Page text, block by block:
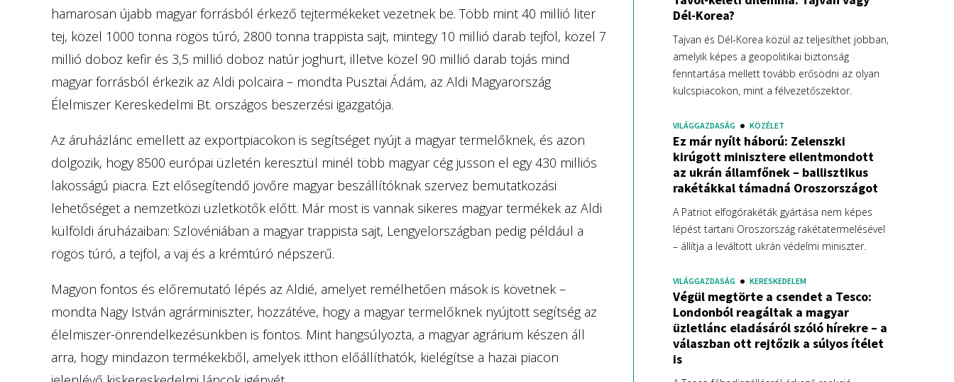
hamarosan újabb magyar forrásból érkező tejtermékeket vezetnek be. Több mint 40 millió liter
tej, közel 1000 tonna rögös túró, 2800 tonna trappista sajt, mintegy 10 millió darab tejföl, közel 7
millió doboz kefir és 3,5 millió doboz natúr joghurt, illetve közel 90 millió darab tojás mind
magyar forrásból érkezik az Aldi polcaira – mondta Pusztai Ádám, az Aldi Magyarország
Élelmiszer Kereskedelmi Bt. országos beszerzési igazgatója.
Az áruházlánc emellett az exportpiacokon is segítséget nyújt a magyar termelőknek, és azon
dolgozik, hogy 8500 európai üzletén keresztül minél több magyar cég jusson el egy 430 milliós
lakosságú piacra. Ezt elősegítendő jövőre magyar beszállítóknak szervez bemutatkozási
lehetőséget a nemzetközi üzletkötők előtt. Már most is vannak sikeres magyar termékek az Aldi
külföldi áruházaiban: Szlovéniában a magyar trappista sajt, Lengyelországban pedig például a
rögös túró, a tejföl, a vaj és a krémtúró népszerű.
Magyon fontos és előremutató lépés az Aldié, amelyet remélhetően mások is követnek –
mondta Nagy István agrárminiszter, hozzátéve, hogy a magyar termelőknek nyújtott segítség az
élelmiszer-önrendelkezésünkben is fontos. Mint hangsúlyozta, a magyar agrárium készen áll
arra, hogy mindazon termékekből, amelyek itthon előállíthatók, kielégítse a hazai piacon
Dél-Korea?
Tajvan és Dél-Korea közül az teljesíthet jobban,
amelyik képes a geopolitikai biztonság
fenntartása mellett tovább erősödni az olyan
kulcspiacokon, mint a félvezetőszektor.
VILÁGGAZDASÁG KÖZÉLET
Ez már nyílt háború: Zelenszki
kirúgott minisztere ellentmondott
az ukrán államfőnek – ballisztikus
rakétákkal támadná Oroszországot
A Patriot elfogórakéták gyártása nem képes
lépést tartani Oroszország rakétatermelésével
– állítja a leváltott ukrán védelmi miniszter.
VILÁGGAZDASÁG KERESKEDELEM
Végül megtörte a csendet a Tesco:
Londonból reagáltak a magyar
üzletlánc eladásáról szóló hírekre – a
válaszban ott rejtőzik a súlyos ítélet
is